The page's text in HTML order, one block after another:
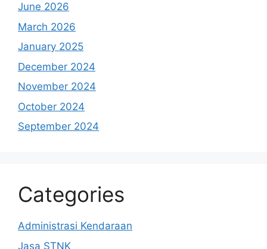
June 2026
March 2026
January 2025
December 2024
November 2024
October 2024
September 2024
Categories
Administrasi Kendaraan
Jasa STNK